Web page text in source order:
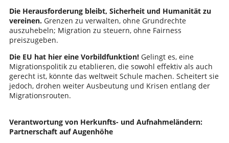
Die Herausforderung bleibt, Sicherheit und Humanität zu
vereinen.Grenzen zu verwalten, ohne Grundrechte
auszuhebeln; Migration zu steuern, ohne Fairness
preiszugeben.
Die EU hat hier eine Vorbildfunktion!Gelingt es, eine
Migrationspolitik zu etablieren, die sowohl effektiv als auch
gerecht ist, könnte das weltweit Schule machen. Scheitert sie
jedoch, drohen weiter Ausbeutung und Krisen entlang der
Migrationsrouten.
Verantwortung von Herkunfts- und Aufnahmeländern:
Partnerschaft auf Augenhöhe